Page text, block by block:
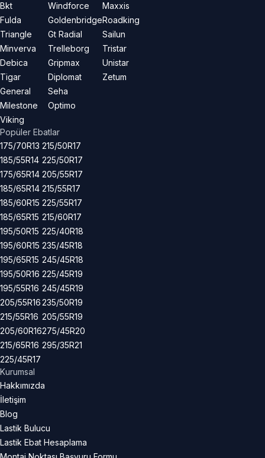
Bkt
Fulda
Triangle
Minverva
Debica
Tigar
General
Milestone
Viking
Windforce
Goldenbridge
Gt Radial
Trelleborg
Gripmax
Diplomat
Seha
Optimo
Maxxis
Roadking
Sailun
Tristar
Unistar
Zetum
Popüler Ebatlar
175/70R13
185/55R14
175/65R14
185/65R14
185/60R15
185/65R15
195/50R15
195/60R15
195/65R15
195/50R16
195/55R16
205/55R16
215/55R16
205/60R16
215/65R16
225/45R17
215/50R17
225/50R17
205/55R17
215/55R17
225/55R17
215/60R17
225/40R18
235/45R18
245/45R18
225/45R19
245/45R19
235/50R19
205/55R19
275/45R20
295/35R21
Kurumsal
Hakkımızda
İletişim
Blog
Lastik Bulucu
Lastik Ebat Hesaplama